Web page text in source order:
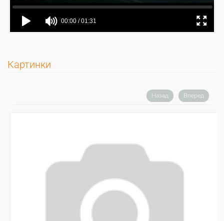
Картинки
Назад Вперед